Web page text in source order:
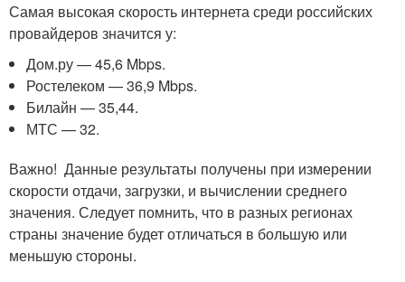
Самая высокая скорость интернета среди российских
провайдеров значится у:
Дом.ру — 45,6 Mbps.
Ростелеком — 36,9 Mbps.
Билайн — 35,44.
МТС — 32.
Важно! Данные результаты получены при измерении
скорости отдачи, загрузки, и вычислении среднего
значения. Следует помнить, что в разных регионах
страны значение будет отличаться в большую или
меньшую стороны.